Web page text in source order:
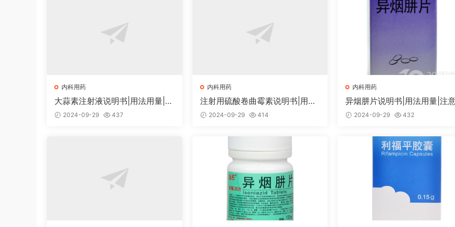
内科用药
大蒜素注射液说明书|用法用量|注
意事项
2024-09-29 437
内科用药
注射用硫酸卷曲霉素说明书|用法
用量|注意事项
2024-09-29 414
内科用药
异烟肼片说明书|用法用量|注
项 2024-09-29 432